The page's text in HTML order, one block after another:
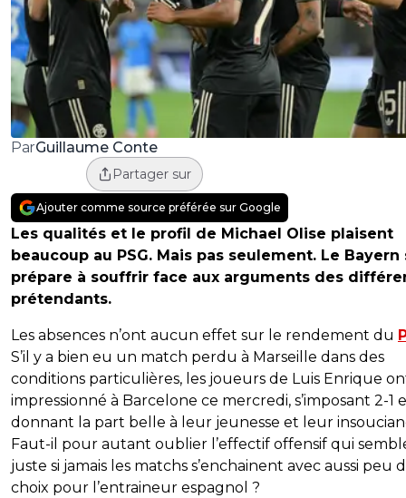
ParGuillaume Conte
Partager sur
Ajouter comme source préférée sur Google
Les qualités et le profil de Michael Olise plaisent
beaucoup au PSG. Mais pas seulement. Le Bayern
prépare à souffrir face aux arguments des
prétendants.
Les absences n’ont aucun effet sur le rendement du
S’il y a bien eu un match perdu à Marseille dans des
conditions particulières, les joueurs de Luis Enrique
impressionné à Barcelone ce mercredi, s’imposant 2-1
donnant la part belle à leur jeunesse et leur
Faut-il pour autant oublier l’effectif offensif qui
juste si jamais les matchs s’enchainent avec aussi peu
choix pour l’entraineur espagnol ?